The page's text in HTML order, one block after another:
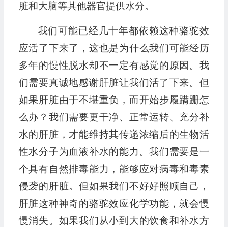
脏和大脑等其他器官提供水分。
我们可能已经几十年都依赖这种骆驼效
应活了下来了，这也是为什么我们可能经历
多年的慢性脱水却不一定有感觉的原因。我
们需要真诚地感谢肝脏让我们活了下来。但
如果肝脏由于不堪重负，而开始步履蹒跚怎
么办？我们需要更干净、正常运转、充分补
水的肝脏，才能维持其传递浓缩后的生物活
性水分子为血液补水的能力。我们需要是一
个具有自然排毒能力，能够应对病毒和毒素
侵袭的肝脏。但如果我们不好好照顾自己，
肝脏这种神奇的骆驼效应化学功能，就会慢
慢消失。如果我们从小到大的饮食和补水方